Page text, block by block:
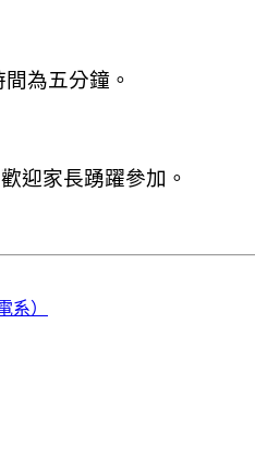
為五分鐘。
歡迎家長踴躍參加。
系）